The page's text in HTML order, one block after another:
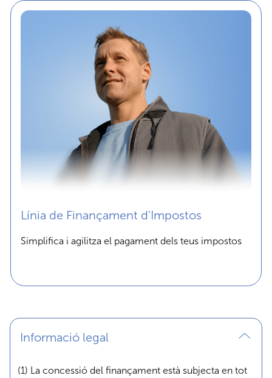
Línia de Finançament d'Impostos
Simplifica i agilitza el pagament dels teus impostos
Informació legal
(1) La concessió del finançament està subjecta en tot